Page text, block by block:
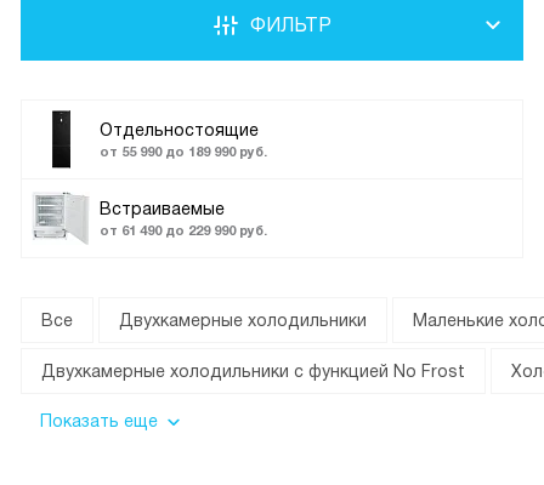
Отдельностоящие
от 55 990 до 189 990 руб.
Встраиваемые
от 61 490 до 229 990 руб.
ФИЛЬТР
Все Двухкамерные холодильники Маленькие
Двухкамерные холодильники с функцией No Frost
Показать еще